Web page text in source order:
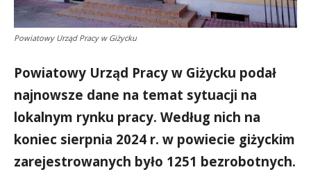
Powiatowy Urząd Pracy w Giżycku
Powiatowy Urząd Pracy w Giżycku podał
najnowsze dane na temat sytuacji na
lokalnym rynku pracy. Według nich na
koniec sierpnia 2024 r. w powiecie giżyckim
zarejestrowanych było 1251 bezrobotnych.